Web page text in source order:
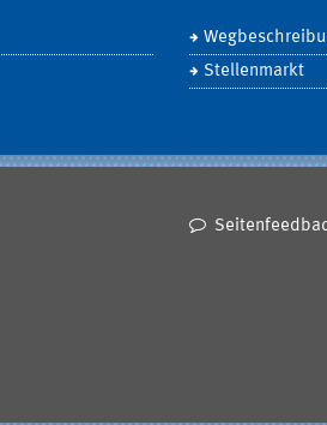
Stellenmarkt